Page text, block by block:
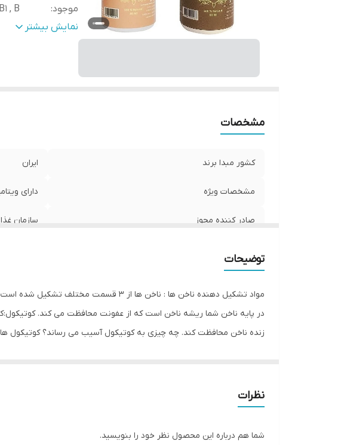
موجود:
, B
حجم:80 میلی‌لیتر
نمایش بیشتر
مشخصات
کشور مبدا برند ایران
مشخصات ویژه دارای
صادر کننده مجوز سازمان
توضیحات
مواد تشکیل دهنده ناخن ها : ناخن ها
در پایه ناخن شما ریشه ناخن است که از عفونت محافظت می کند.
زنده ناخن محافظت کند. چه چیزی به کوتیکول آسیب می رساند؟ کوتیکول ها
با خود می کشد. کوتیکول واقعاً نمی تواند همراه با ناخن رشد کند و
هایی روی ناخن ایجاد می شود روغن با کیفیت بالا به عنوان عامل ترمیم
نظرات
شما هم درباره این محصول نظر خود را بنویسید.